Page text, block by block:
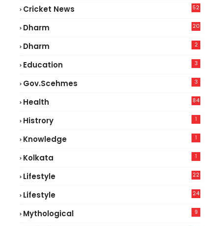
Cricket News
52
Dharm 20
Dharm 2
Education 3
Gov.scehmes 3
Health
84
Histrory 1
Knowledge 1
Kolkata 1
Lifestyle
22
Lifestyle
24
Mythological 9